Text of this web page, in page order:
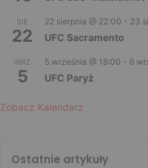
SIE
22
22 sierpnia @ 22:00 - 23
UFC Sacramento
WRZ
5
5 września @ 18:00 - 6
UFC Paryż
Zobacz Kalendarz
Ostatnie artykuły